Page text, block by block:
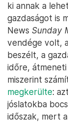
ki annak a
gazdaságot is
News Sunday
vendége volt,
beszélt, a
időre,
miszerint
megkerülte:
jóslatokba
időszak, mert